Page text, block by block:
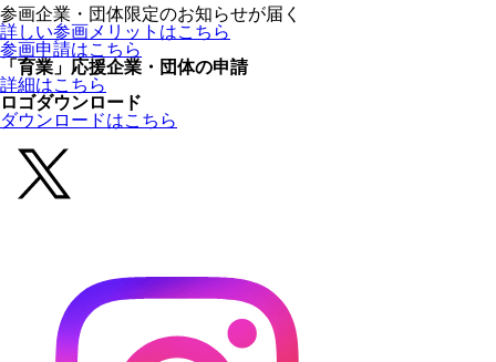
参画企業・団体限定のお知らせが届く
詳しい参画メリットはこちら
参画申請はこちら
「育業」応援企業・団体の申請
詳細はこちら
ロゴダウンロード
ダウンロードはこちら